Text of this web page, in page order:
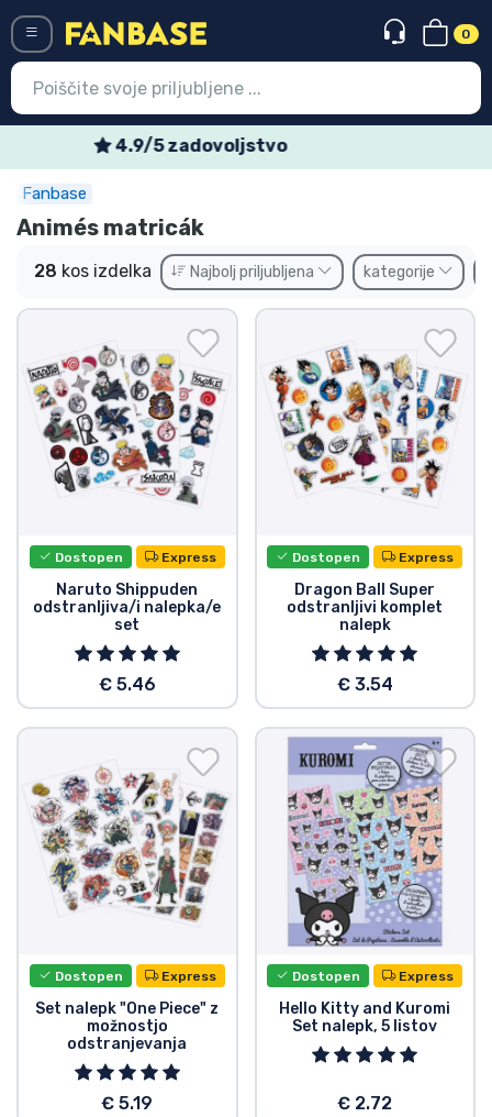
0
Tedenske posebne ponudbe
Fanbase
Animés matricák
28 kos izdelka Najbolj priljubljena kategorije
Dostopen Express
Naruto Shippuden
odstranljiva/i nalepka/e
set
€ 5.46
Dostopen Express
Dragon Ball Super
odstranljivi komplet
nalepk
€ 3.54
Dostopen Express
Set nalepk "One Piece" z
možnostjo
odstranjevanja
€ 5.19
Dostopen Express
Hello Kitty and Kuromi
Set nalepk, 5 listov
€ 2.72
Najnovejsi izdelki
Prodajni izdelki
Ekspresna dostava
Prednaročila
Outlet izdelki
Dostava in plačilo
Tv serijske izdelki
Filmske izdelki
Risani izdelki
Gamer izdelki
Športne izdelki
Vrste izdelkov
Blagovne znamke